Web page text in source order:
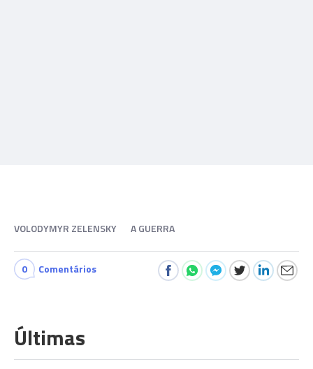
VOLODYMYR ZELENSKY A GUERRA
0 Comentários
Últimas